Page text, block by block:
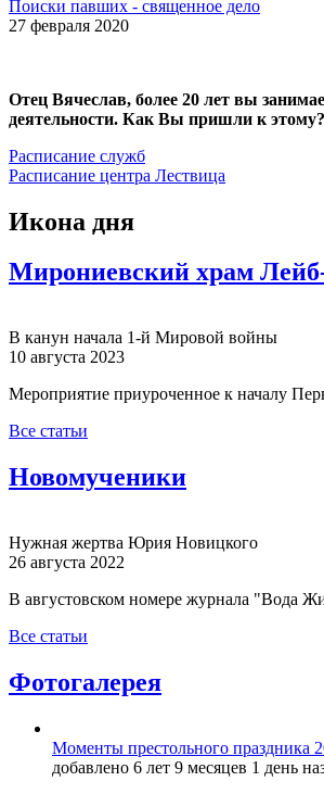
Поиски павших - священное дело
27 февраля 2020
Отец Вячеслав, более 20 лет вы
деятельности. Как Вы пришли к этому?
Расписание служб
Расписание центра Лествица
Икона дня
Мирониевский храм
В канун начала 1-й Мировой войны
10 августа 2023
Мероприятие приуроченное к началу
Все статьи
Новомученики
Нужная жертва Юрия Новицкого
26 августа 2022
В августовском номере журнала "Вода
Все статьи
Фотогалерея
Моменты престольного праздника
добавлено 6 лет 9 месяцев 1 день